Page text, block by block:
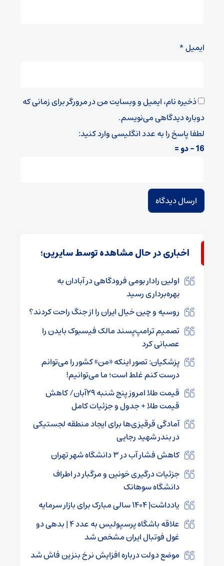
ایمیل*
ذخیره نام، ایمیل و وبسایت من در مرورگر برای زمانی که
دوباره دیدگاهی می‌نویسم.
لطفا پاسخ را به عدد انگلیسی وارد کنید:
16 − دو =
اخباری در حال مشاهده توسط سایرین؛
اولین رادار بومی فرودگاهی در آبادان به
بهره‌برداری رسید
روسیه و چین خیال ایران را از جنگ راحت کردند؟
تصمیم ترامپ‌پسند مالک فیسبوک بایدن را
عصبانی کرد
پزشکیان: تصور اینکه «من» کشور را می‌توانم
درست کنم غلط است؛ ما می‌توانیم!
قیمت طلا امروز پنج شنبه ۲۹آبان/ کاهش
قیمت طلا + جدول و جزئیات کامل
آمادگی قرقیزی‌ها برای ایجاد منطقه لجستیکی
در بندر شهید رجایی
کاهش فشار آب در ۳ دانشگاه شهر تهران
جزئیات درگیری خونین و مرگبار در اطراف
دانشگاه سوهانک
یادداشت| ۱۴۰۴ سالی مبارک برای بازار سرمایه
علاقه باشگاه پرسپولیس به عدد ۴ | بدهی دو
غول فوتبال ایران مشخص شد
موضع دولت درباره افزایش نرخ بنزین فاش شد